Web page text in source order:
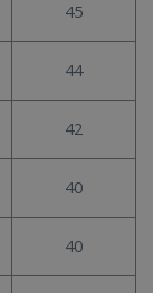
45
44
42
40
40